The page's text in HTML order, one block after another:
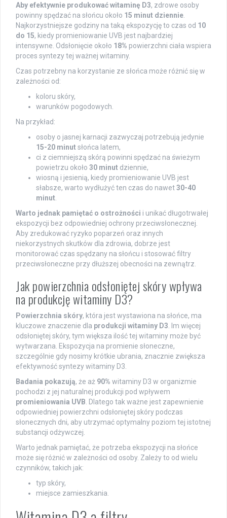
Aby efektywnie produkować witaminę D3, zdrowe osoby
powinny spędzać na słońcu około 15 minut dziennie
Najkorzystniejsze godziny na taką ekspozycję to czas od 10
do 15, kiedy promieniowanie UVB jest najbardziej
intensywne. Odsłonięcie około 18% powierzchni ciała wspiera
proces syntezy tej ważnej witaminy.
Czas potrzebny na korzystanie ze słońca może różnić się w
zależności od:
koloru skóry,
warunków pogodowych.
Na przykład:
osoby o jasnej karnacji zazwyczaj potrzebują jedynie
15-20 minutsłońca latem,
ci z ciemniejszą skórą powinni spędzać na świeżym
powietrzu około 30 minut dziennie,
wiosną i jesienią, kiedy promieniowanie UVB jest
słabsze, warto wydłużyć ten czas do nawet30-40
minut
Warto jednak pamiętać o ostrożności i unikać długotrwałej
ekspozycji bez odpowiedniej ochrony przeciwsłonecznej.
Aby zredukować ryzyko poparzeń oraz innych
niekorzystnych skutków dla zdrowia, dobrze jest
monitorować czas spędzany na słońcu i stosować filtry
przeciwsłoneczne przy dłuższej obecności na zewnątrz.
Jak powierzchnia odsłoniętej skóry wpływa
na produkcję witaminy D3?
Powierzchnia skóry, która jest wystawiona na słońce, ma
kluczowe znaczenie dla produkcji witaminy D3 . Im więcej
odsłoniętej skóry, tym większa ilość tej witaminy może być
wytwarzana. Ekspozycja na promienie słoneczne,
szczególnie gdy nosimy krótkie ubrania, znacznie zwiększa
efektywność syntezy witaminy D3.
Badania pokazują, że aż 90% witaminy D3 w organizmie
pochodzi z jej naturalnej produkcji pod wpływem
promieniowania UVB . Dlatego tak ważne jest zapewnienie
odpowiedniej powierzchni odsłoniętej skóry podczas
słonecznych dni, aby utrzymać optymalny poziom tej istotnej
substancji odżywczej.
Warto jednak pamiętać, że potrzeba ekspozycji na słońce
może się różnić w zależności od osoby. Zależy to od wielu
czynników, takich jak:
typ skóry,
miejsce zamieszkania.